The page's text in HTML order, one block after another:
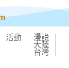
活動 漫説
大陸
台灣